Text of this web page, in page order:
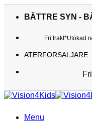
BÄTTRE SYN -
Fri frakt*Utökad
ATERFORSALJARE
Menu